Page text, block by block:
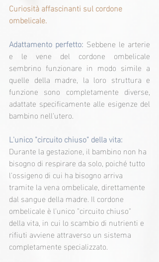
Curiosità affascinanti sul cordone
ombelicale.
Adattamento perfetto: Sebbene le arterie
e le vene del cordone ombelicale
sembrino funzionare in modo simile a
quelle della madre, la loro struttura e
funzione sono completamente diverse,
adattate specificamente alle esigenze del
bambino nell'utero.
L'unico "circuito chiuso" della vita:
Durante la gestazione, il bambino non ha
bisogno di respirare da solo, poiché tutto
l'ossigeno di cui ha bisogno arriva
tramite la vena ombelicale, direttamente
dal sangue della madre. Il cordone
ombelicale è l'unico "circuito chiuso"
della vita, in cui lo scambio di nutrienti e
rifiuti avviene attraverso un sistema
completamente specializzato.